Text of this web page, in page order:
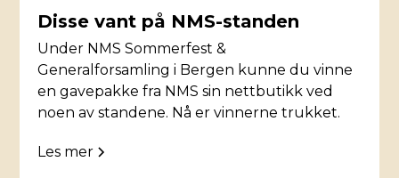
Disse vant på NMS-standen
Under NMS Sommerfest &
Generalforsamling i Bergen kunne du vinne
en gavepakke fra NMS sin nettbutikk ved
noen av standene. Nå er vinnerne trukket.
Les mer